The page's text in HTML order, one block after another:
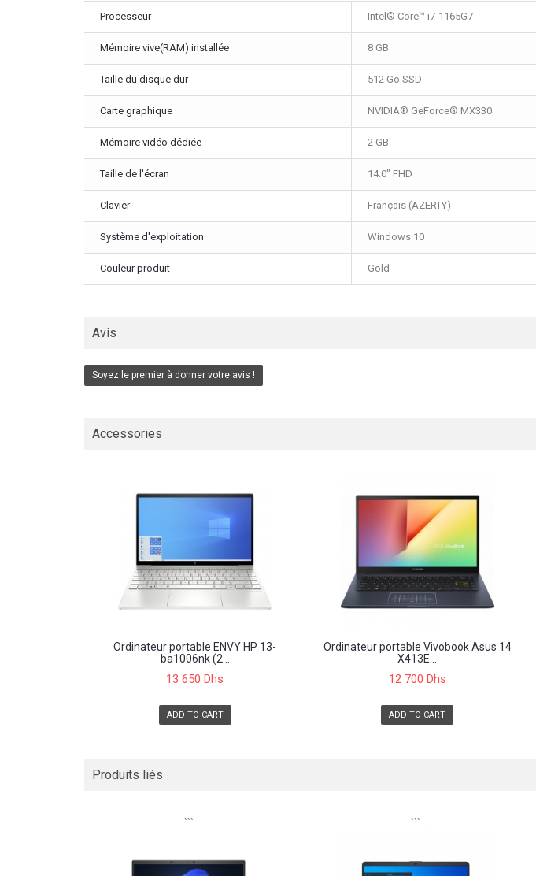
Processeur Intel® Core™ i7-1165G7
Mémoire vive(RAM) installée 8 GB
Taille du disque dur 512 Go SSD
Carte graphique NVIDIA® GeForce® MX330
Mémoire vidéo dédiée 2 GB
Taille de l'écran 14.0" FHD
Clavier Français (AZERTY)
Système d'exploitation Windows 10
Couleur produit Gold
Avis
Soyez le premier à donner votre avis !
Accessories
Ordinateur portable ENVY HP 13-
ba1006nk (2...
13 650 Dhs
ADD TO CART
Ordinateur portable Vivobook Asus 14
X413E...
12 700 Dhs
ADD TO CART
Produits liés
``` ```